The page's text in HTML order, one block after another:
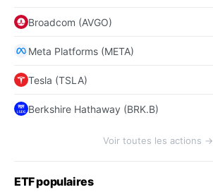
Broadcom (AVGO)
Meta Platforms (META)
Tesla (TSLA)
Berkshire Hathaway (BRK.B)
Voir toutes les actions →
ETF populaires